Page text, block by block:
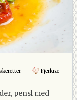
Fjerkræ
pensl med